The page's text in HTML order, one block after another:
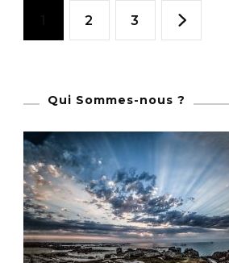
Pagination
publications
Page
2 Page
3
Qui Sommes-nous ?